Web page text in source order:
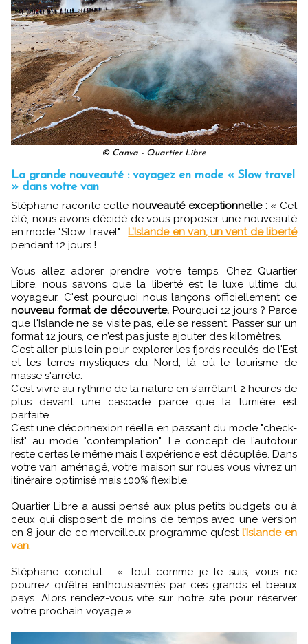
© Canva - Quartier Libre
La grande nouveauté : voyagez en mode « Slow travel
» dans votre van
Stéphane raconte cettenouveauté exceptionnelle :« Cet
été, nous avons décidé de vous proposer une nouveauté
en mode "Slow Travel" : L’Islande en van, un vent de liberté
pendant 12 jours !
Vous allez adorer prendre votre temps. Chez Quartier
Libre, nous savons que la liberté est le luxe ultime du
voyageur. C'est pourquoi nous lançons officiellement ce
nouveau format de découverte. Pourquoi 12 jours ? Parce
que l'Islande ne se visite pas, elle se ressent. Passer sur un
format 12 jours, ce n’est pas juste ajouter des kilomètres.
C’est aller plus loin pour explorer les fjords reculés de l'Est
et les terres mystiques du Nord, là où le tourisme de
masse s'arrête.
C’est vivre au rythme de la nature en s'arrêtant 2 heures de
plus devant une cascade parce que la lumière est
parfaite.
C’est une déconnexion réelle en passant du mode "check-
list" au mode "contemplation". Le concept de l’autotour
reste certes le même mais l'expérience est décuplée. Dans
votre van aménagé, votre maison sur roues vous vivrez un
itinéraire optimisé mais 100% flexible.
Quartier Libre a aussi pensé aux plus petits budgets ou à
ceux qui disposent de moins de temps avec une version
en 8 jour de ce merveilleux programme qu’est l’Islande en
van
Stéphane conclut : « Tout comme je le suis, vous ne
pourrez qu’être enthousiasmés par ces grands et beaux
pays. Alors rendez-vous vite sur notre site pour réserver
votre prochain voyage ».